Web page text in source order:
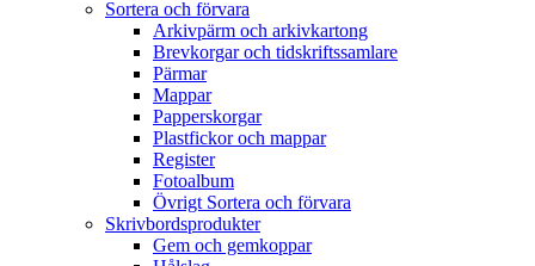
Sortera och förvara
Arkivpärm och arkivkartong
Brevkorgar och tidskriftssamlare
Pärmar
Mappar
Papperskorgar
Plastfickor och mappar
Register
Fotoalbum
Övrigt Sortera och förvara
Skrivbordsprodukter
Gem och gemkoppar